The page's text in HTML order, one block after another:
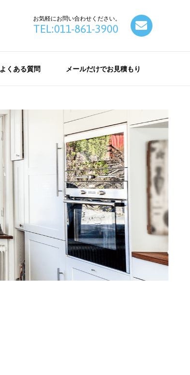
お気軽にお問い合わせください。
TEL:011-861-3900
よくある質問 メールだけでお見積もり